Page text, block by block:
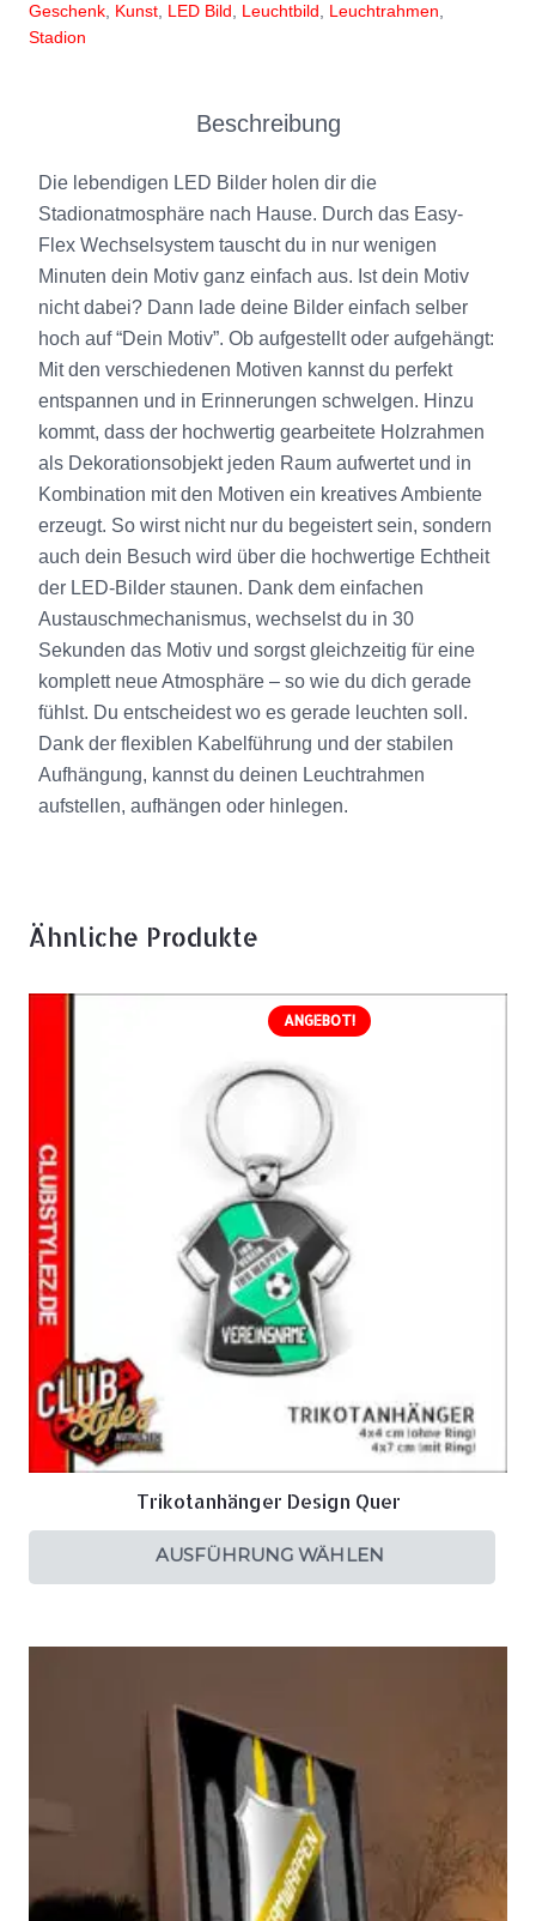
Geschenk, Kunst, LED Bild, Leuchtbild, Leuchtrahmen,
Stadion
Beschreibung
Die lebendigen LED Bilder holen dir die
Stadionatmosphäre nach Hause. Durch das Easy-
Flex Wechselsystem tauscht du in nur wenigen
Minuten dein Motiv ganz einfach aus. Ist dein Motiv
nicht dabei? Dann lade deine Bilder einfach selber
hoch auf “Dein Motiv”. Ob aufgestellt oder aufgehängt:
Mit den verschiedenen Motiven kannst du perfekt
entspannen und in Erinnerungen schwelgen. Hinzu
kommt, dass der hochwertig gearbeitete Holzrahmen
als Dekorationsobjekt jeden Raum aufwertet und in
Kombination mit den Motiven ein kreatives Ambiente
erzeugt. So wirst nicht nur du begeistert sein, sondern
auch dein Besuch wird über die hochwertige Echtheit
der LED-Bilder staunen. Dank dem einfachen
Austauschmechanismus, wechselst du in 30
Sekunden das Motiv und sorgst gleichzeitig für eine
komplett neue Atmosphäre – so wie du dich gerade
fühlst. Du entscheidest wo es gerade leuchten soll.
Dank der flexiblen Kabelführung und der stabilen
Aufhängung, kannst du deinen Leuchtrahmen
aufstellen, aufhängen oder hinlegen.
Ähnliche Produkte
ANGEBOT!
Trikotanhänger Design Quer
AUSFÜHRUNG WÄHLEN